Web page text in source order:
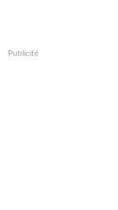
Publicité